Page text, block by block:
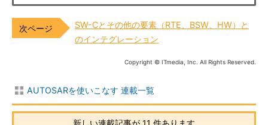
SW-Cとその他の要素（RTE、BSW、HW）と
のインテグレーション
Copyright © ITmedia, Inc. All Rights Reserved.
AUTOSARを使いこなす 連載一覧
新しい連載記事が 11 件あります